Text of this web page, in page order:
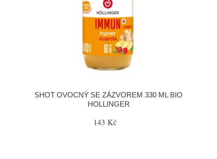
SHOT OVOCNÝ SE ZÁZVOREM 330 ML BIO
HOLLINGER
143 Kč